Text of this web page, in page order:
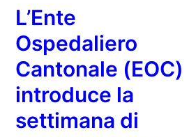
ambulatorio
privato
di
interna
generale
L’Ente
Ospedaliero
Cantonale (EOC)
introduce la
settimana di